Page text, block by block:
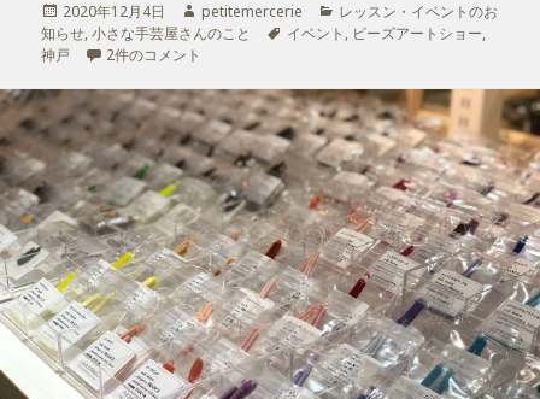
投
稿
日:
2020年12月4日
作
成
petitemercerie
カ
テ
ー
レッスン・イベントのお
知らせ,小さな手芸屋さんのこと
タ
イベント , ビーズアートショー,
神戸
ビーズアートショー神戸2020秋 を終えて への
2件のコメント